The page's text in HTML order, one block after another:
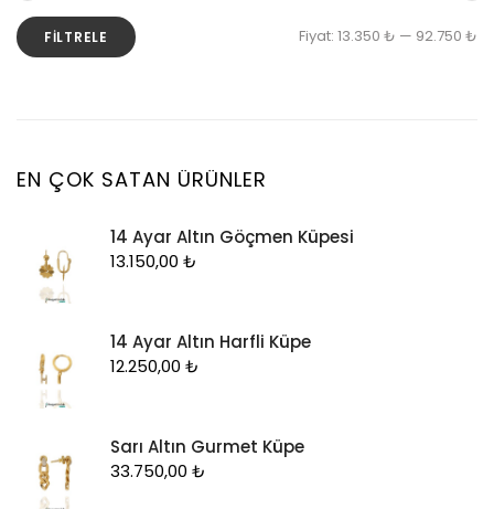
Küpe
Zincir
FILTRELE Fiyat: 13.350 ₺ — 92.750 ₺
EN ÇOK SATAN ÜRÜNLER
14 Ayar Altın Göçmen Küpesi
13.150,00 ₺
14 Ayar Altın Harfli Küpe
12.250,00 ₺
Sarı Altın Gurmet Küpe
33.750,00 ₺